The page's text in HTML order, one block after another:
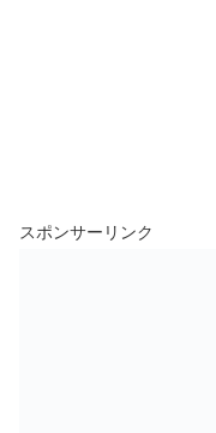
スポンサーリンク